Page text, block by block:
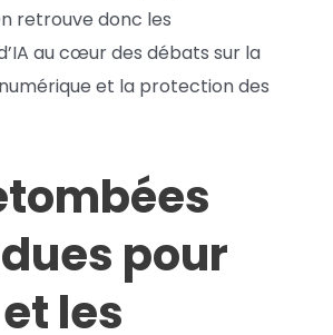
retrouve donc les
au cœur des débats sur la
et la protection des
pour
les